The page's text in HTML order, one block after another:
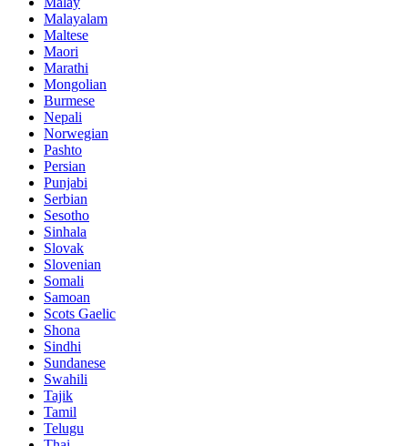
Malayalam
Maltese
Maori
Marathi
Mongolian
Burmese
Nepali
Norwegian
Pashto
Persian
Punjabi
Serbian
Sesotho
Sinhala
Slovak
Slovenian
Somali
Samoan
Scots Gaelic
Shona
Sindhi
Sundanese
Swahili
Tajik
Tamil
Telugu